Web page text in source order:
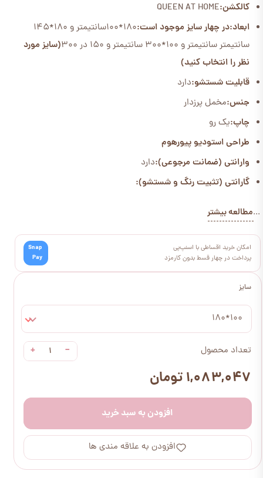
سایز
100*180
تعداد محصول −
+
۱,۰۸۳,۰۴۷ تومان
افزودن به سبد خرید
افزودن به علاقه مندی ها
کالکشن:QUEEN AT HOME
ابعاد:در چهار سایز موجود است:
180*100سانتیمتر و 180*145
سانتیمتر سانتیمتر و 100*300 سانتیمتر و 150 در 300
(سایز مورد
نظر را انتخاب کنید)
قابلیت شستشو:دارد
جنس:مخمل پرزدار
چاپ:یک رو
طراحی استودیو پیورهوم
وارانتی (ضمانت مرجوعی):دارد
گارانتی (تثبیت رنگ و شستشو):
...مطالعه بیشتر
امکان خرید اقساطی با اسنپ‌پی
پرداخت در چهار قسط بدون کارمزد
Snap
Pay